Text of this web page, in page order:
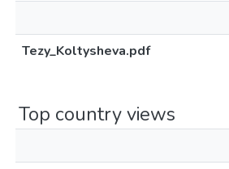
Tezy_Koltysheva.pdf
Top country views